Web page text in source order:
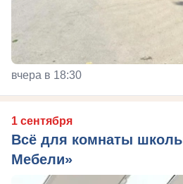
вчера в 18:30
1 сентября
Всё для комнаты
Мебели»